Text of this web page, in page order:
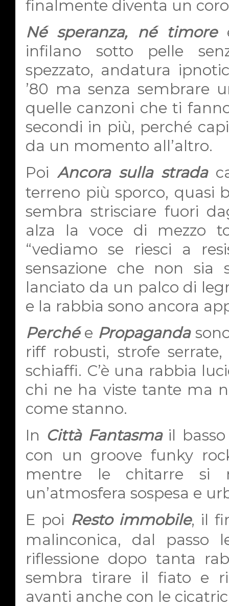
finalmente diventa un
Né speranza, né timore
infilano sotto pelle
spezzato, andatura
’80 ma senza sembrare
quelle canzoni che ti
secondi in più, perché
da un momento all’altro.
Poi Ancora sulla strada
terreno più sporco, quasi
sembra strisciare fuori
alza la voce di mezzo
“vediamo se riesci a
sensazione che non
lanciato da un palco di
e la rabbia sono ancora
Perchée Propaganda
riff robusti, strofe
schiaffi. C’è una rabbia
chi ne ha viste tante ma
come stanno.
In Città Fantasmail basso
con un groove funky
mentre le chitarre si
un’atmosfera sospesa e
E poi Resto immobile, il
malinconica, dal passo
riflessione dopo tanta
sembra tirare il fiato e
avanti anche con le